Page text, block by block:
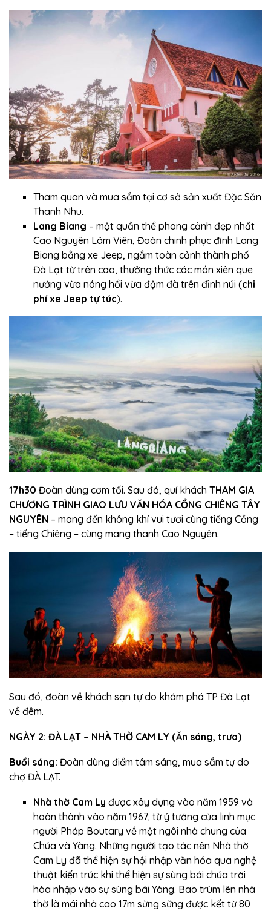
Tham quan và mua sắm tại cơ sở sản xuất Đặc Săn
Thanh Nhu.
Lang Biang – một quần thể phong cảnh đẹp nhất
Cao Nguyên Lâm Viên, Đoàn chinh phục đỉnh Lang
Biang bằng xe Jeep, ngắm toàn cảnh thành phố
Đà Lạt từ trên cao, thưởng thức các món xiên que
nướng vừa nóng hổi vừa đậm đà trên đỉnh núi (chi
phí xe Jeep tự túc).
17h30 Đoàn dùng cơm tối. Sau đó, quí khách THAM GIA
CHƯƠNG TRÌNH GIAO LƯU VĂN HÓA CỒNG CHIÊNG TÂY
NGUYÊN – mang đến không khí vui tươi cùng tiếng Cồng
– tiếng Chiêng – cùng mang thanh Cao Nguyên.
Sau đó, đoàn về khách sạn tự do khám phá TP Đà Lạt
về đêm.
NGÀY 2: ĐÀ LẠT – NHÀ THỜ CAM LY (Ăn sáng, trưa)
Buổi sáng: Đoàn dùng điểm tâm sáng, mua sắm tự do
chợ ĐÀ LẠT.
Nhà thờ Cam Ly được xây dựng vào năm 1959 và
hoàn thành vào năm 1967, từ ý tưởng của linh mục
người Pháp Boutary về một ngôi nhà chung của
Chúa và Yàng. Những người tạo tác nên Nhà thờ
Cam Ly đã thể hiện sự hội nhập văn hóa qua nghệ
thuật kiến trúc khi thể hiện sự sùng bái chúa trời
hòa nhập vào sự sùng bái Yàng. Bao trùm lên nhà
thờ là mái nhà cao 17m sừng sững được kết từ 80